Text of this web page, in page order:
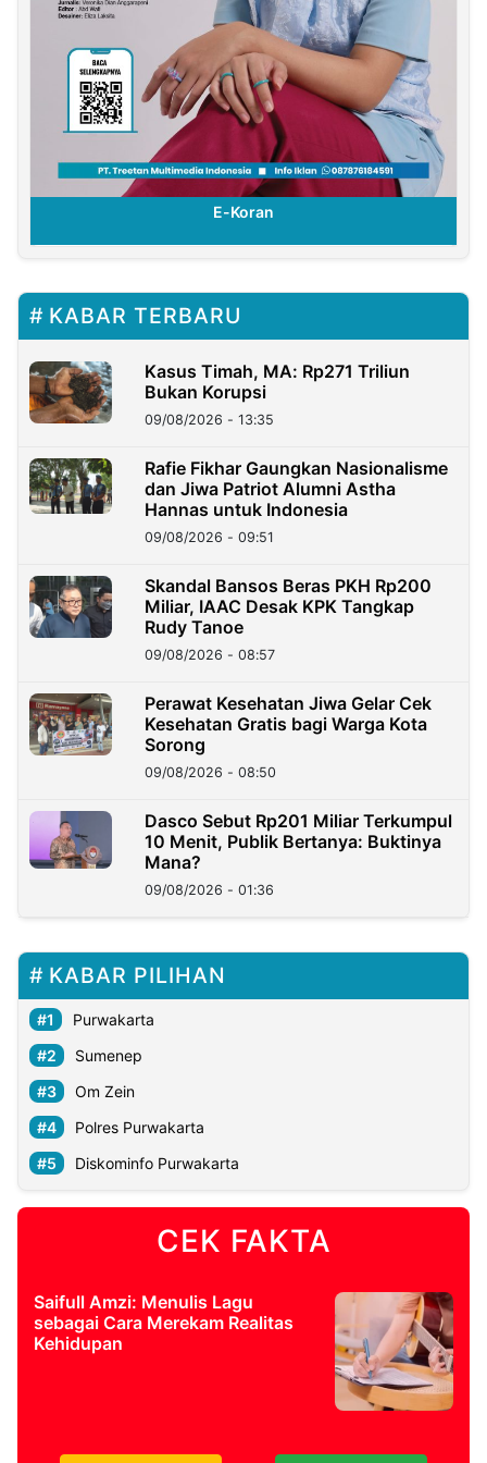
E-Koran
KABAR TERBARU
Kasus Timah, MA: Rp271 Triliun
Bukan Korupsi
09/08/2026 - 13:35
Rafie Fikhar Gaungkan Nasionalisme
dan Jiwa Patriot Alumni Astha
Hannas untuk Indonesia
09/08/2026 - 09:51
Skandal Bansos Beras PKH Rp200
Miliar, IAAC Desak KPK Tangkap
Rudy Tanoe
09/08/2026 - 08:57
Perawat Kesehatan Jiwa Gelar Cek
Kesehatan Gratis bagi Warga Kota
Sorong
09/08/2026 - 08:50
Dasco Sebut Rp201 Miliar Terkumpul
10 Menit, Publik Bertanya: Buktinya
Mana?
09/08/2026 - 01:36
KABAR PILIHAN
Purwakarta
Sumenep
Om Zein
Polres Purwakarta
Diskominfo Purwakarta
CEK FAKTA
Saifull Amzi: Menulis Lagu
sebagai Cara Merekam Realitas
Kehidupan